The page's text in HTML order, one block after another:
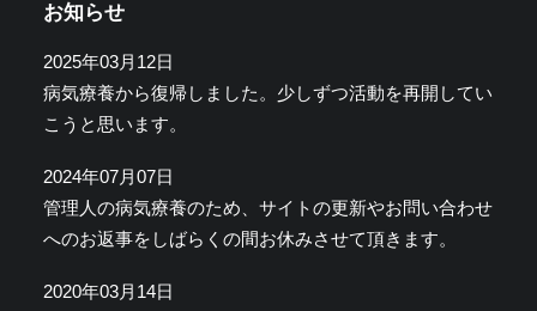
お知らせ
2025年03月12日
病気療養から復帰しました。少しずつ活動を再開してい
こうと思います。
2024年07月07日
管理人の病気療養のため、サイトの更新やお問い合わせ
へのお返事をしばらくの間お休みさせて頂きます。
2020年03月14日